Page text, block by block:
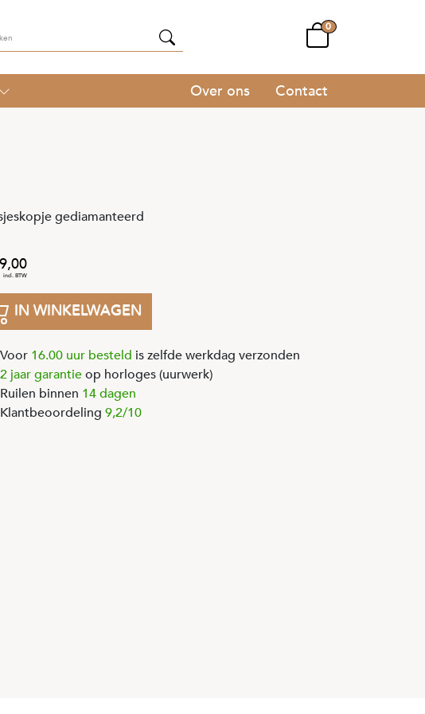
0
Over ons Contact
gediamanteerd
,00
IN WINKELWAGEN
16.00 uur besteld is zelfde werkdag verzonden
2 jaar garantieop horloges (uurwerk)
binnen 14 dagen
Klantbeoordeling 9,2/10